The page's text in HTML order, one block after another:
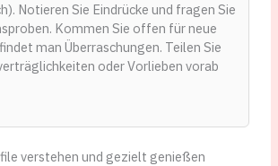
Notieren Sie Eindrücke und fragen Sie
Kommen Sie offen für neue
man Überraschungen. Teilen Sie
oder Vorlieben vorab
verstehen und gezielt genießen